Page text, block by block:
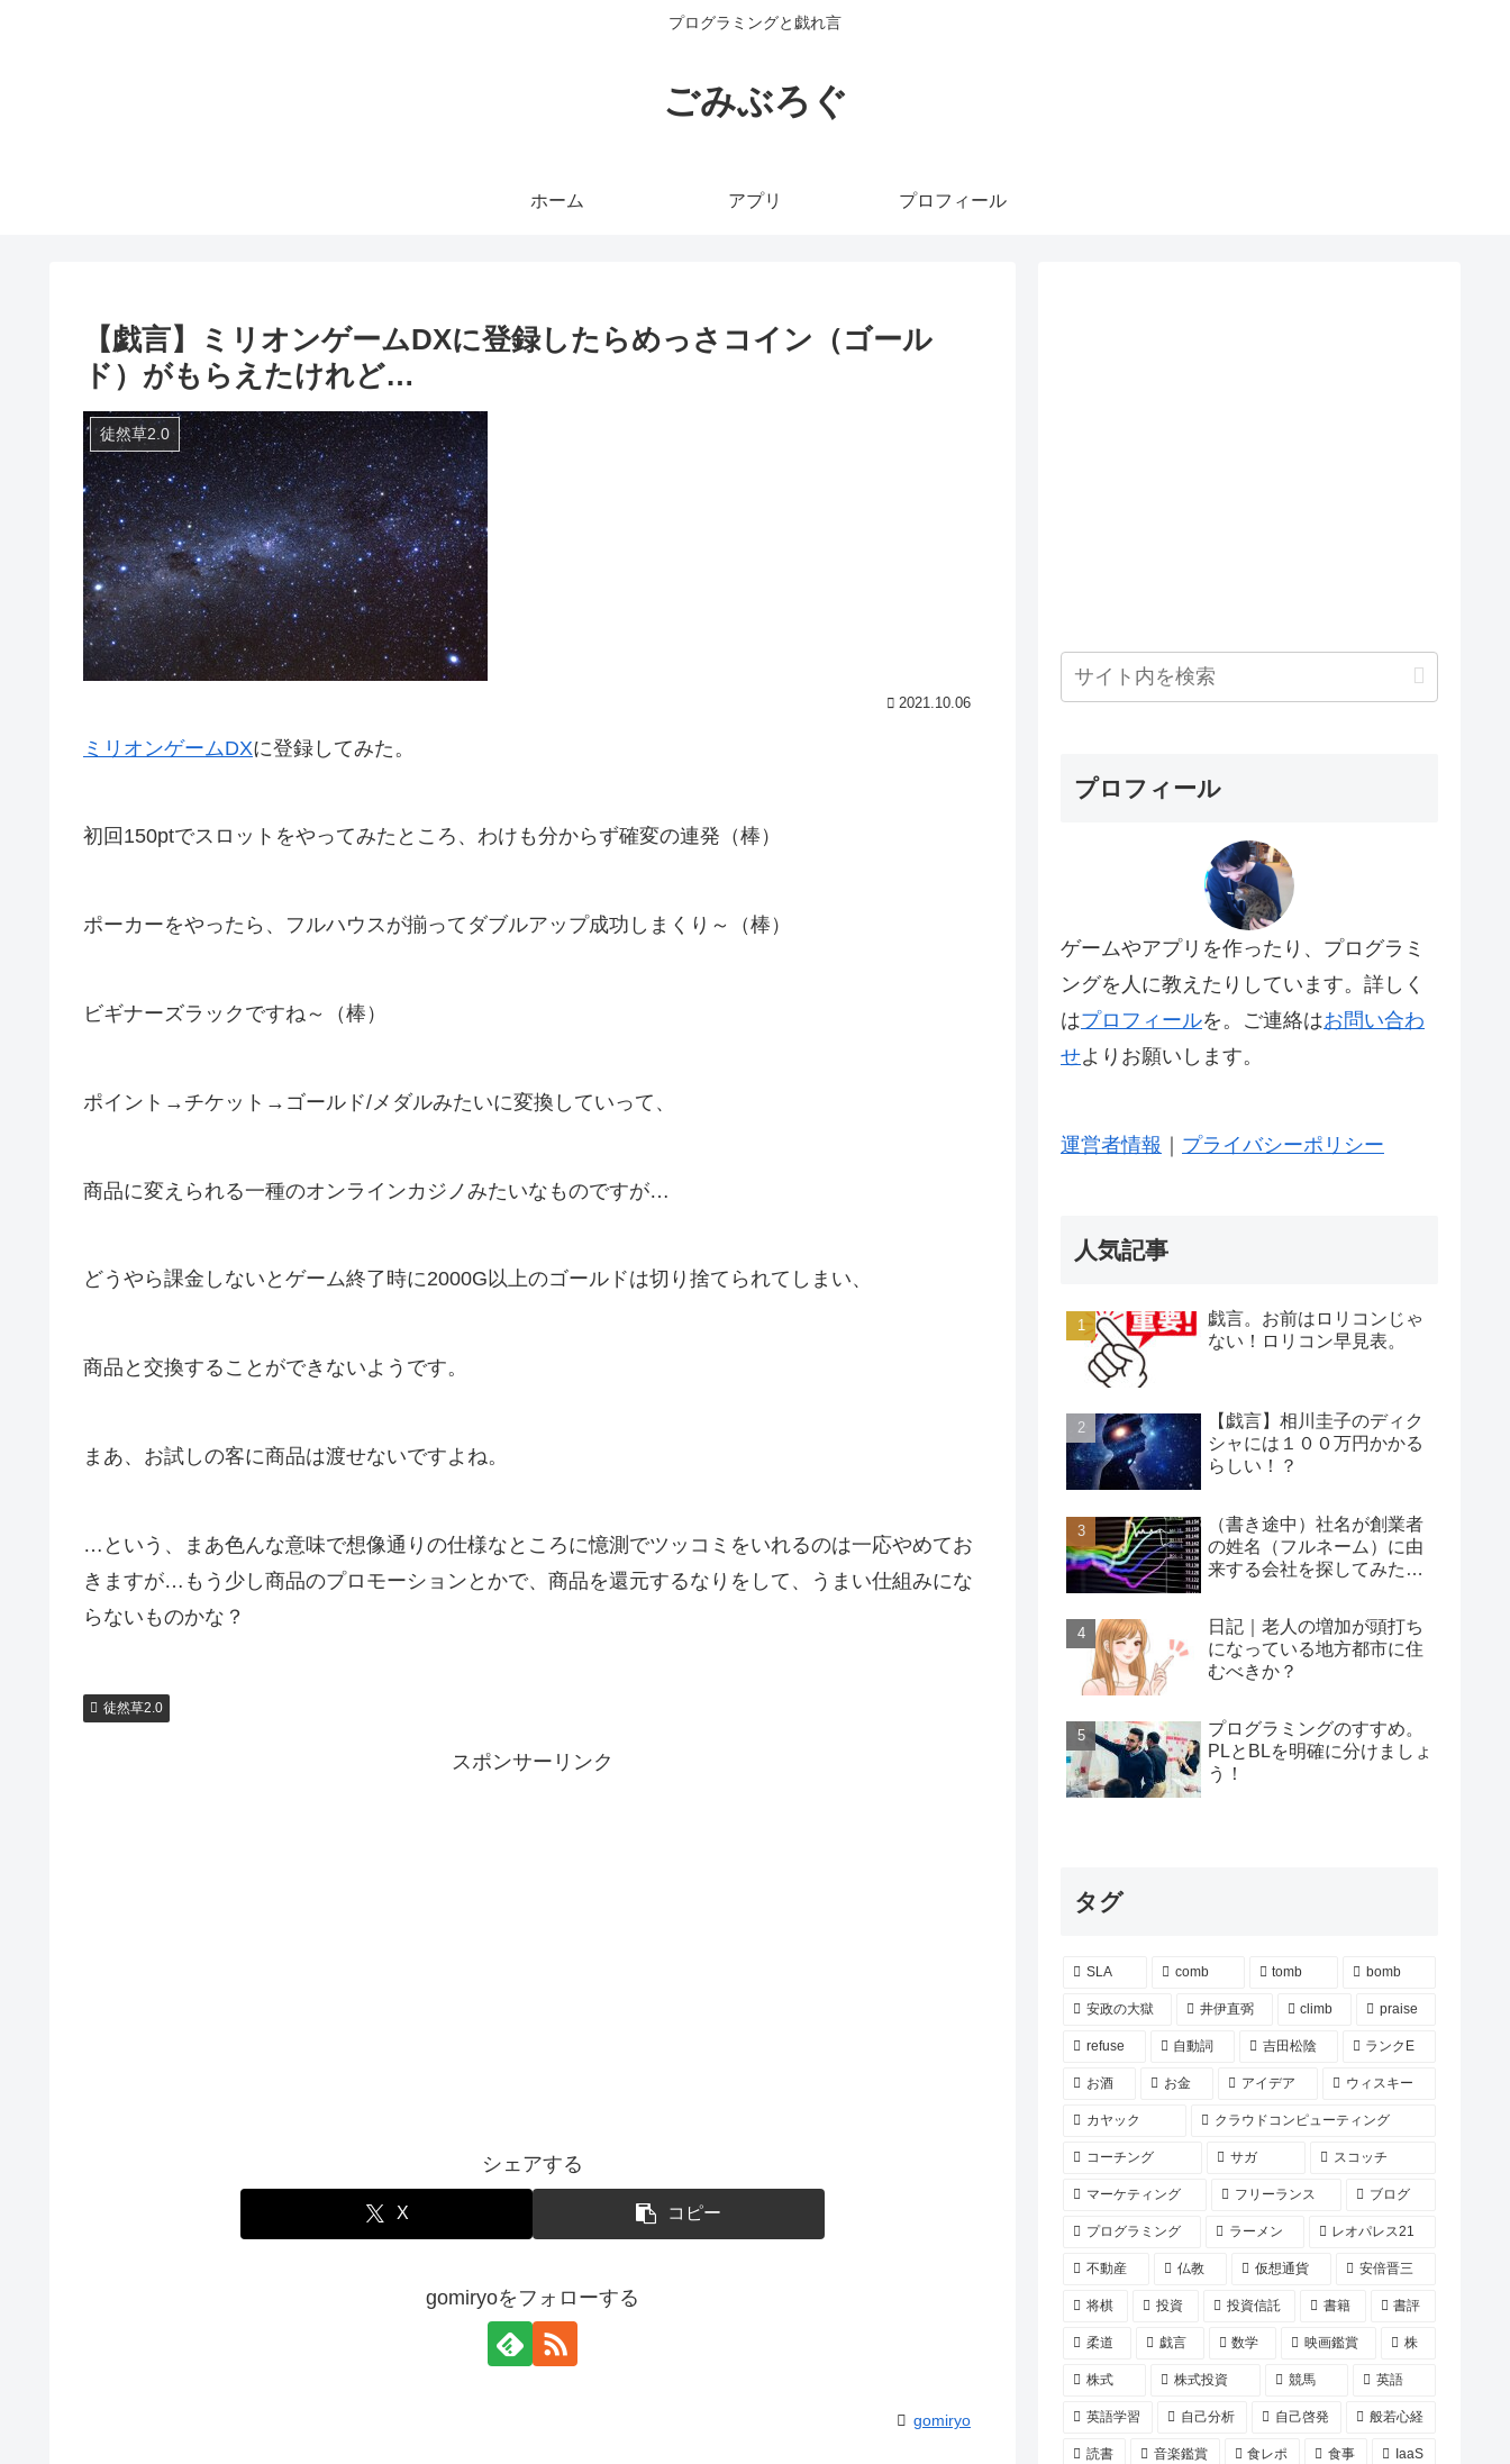
プログラミングと戯れ言
ごみぶろぐ
ホーム アプリ プロフィール
【戯言】ミリオンゲームDXに登録したらめっさコイン（ゴール
ド）がもらえたけれど…
徒然草2.0
2021.10.06
ミリオンゲームDXに登録してみた。
初回150ptでスロットをやってみたところ、わけも分からず確変の連発（棒）
ポーカーをやったら、フルハウスが揃ってダブルアップ成功しまくり～（棒）
ビギナーズラックですね～（棒）
ポイント→チケット→ゴールド/メダルみたいに変換していって、
商品に変えられる一種のオンラインカジノみたいなものですが…
どうやら課金しないとゲーム終了時に2000G以上のゴールドは切り捨てられてしまい、
商品と交換することができないようです。
まあ、お試しの客に商品は渡せないですよね。
…という、まあ色んな意味で想像通りの仕様なところに憶測でツッコミをいれるのは一応やめてお
きますが…もう少し商品のプロモーションとかで、商品を還元するなりをして、うまい仕組みにな
らないものかな？
徒然草2.0
スポンサーリンク
シェアする
X コピー
gomiryoをフォローする
gomiryo
プロフィール
ゲームやアプリを作ったり、プログラミ
ングを人に教えたりしています。詳しく
はプロフィールを。ご連絡はお問い合わ
せよりお願いします。
運営者情報 プライバシーポリシー
人気記事
戯言。お前はロリコンじゃ
ない！ロリコン早見表。
【戯言】相川圭子のディク
シャには１００万円かかる
らしい！？
（書き途中）社名が創業者
の姓名（フルネーム）に由
来する会社を探してみた…
日記｜老人の増加が頭打ち
になっている地方都市に住
むべきか？
プログラミングのすすめ。
PLとBLを明確に分けましょ
う！
タグ
SLA comb tomb bomb
安政の大獄 井伊直弼 climb praise
refuse 自動詞 吉田松陰 ランクE
お酒 お金 アイデア ウィスキー
カヤック クラウドコンピューティング
コーチング サガ スコッチ
マーケティング フリーランス ブログ
プログラミング ラーメン レオパレス21
不動産 仏教 仮想通貨 安倍晋三
将棋 投資 投資信託 書籍 書評
柔道 戯言 数学 映画鑑賞 株
株式 株式投資 競馬 英語
英語学習 自己分析 自己啓発 般若心経
読書 音楽鑑賞 食レポ 食事 IaaS